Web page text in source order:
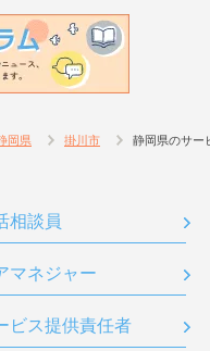
岡県 掛川市 静岡県のサー
相談員
マネジャー
ビス提供責任者